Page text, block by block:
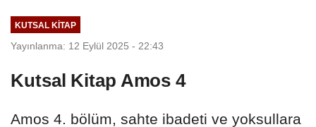
KUTSAL KITAP
Yayınlanma: 12 Eylül 2025 - 22:43
Kutsal Kitap Amos 4
Amos 4. bölüm, sahte ibadeti ve yoksullara